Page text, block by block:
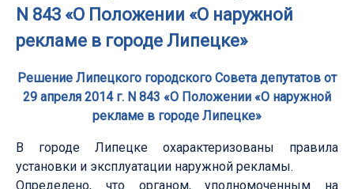
N 843 «О Положении «О наружной
рекламе в городе Липецке»
Решение Липецкого городского Совета депутатов от
29 апреля 2014 г. N 843 «О Положении «О наружной
рекламе в городе Липецке»
В городе Липецке охарактеризованы правила
установки и эксплуатации наружной рекламы.
Определено, что органом, уполномоченным на